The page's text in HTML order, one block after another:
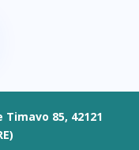
85, 42121